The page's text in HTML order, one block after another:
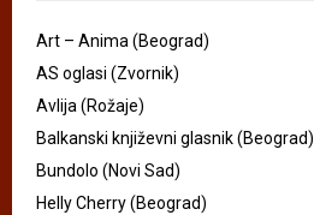
Art – Anima (Beograd)
AS oglasi (Zvornik)
Avlija (Rožaje)
Balkanski književni glasnik (Beograd)
Bundolo (Novi Sad)
Helly Cherry (Beograd)